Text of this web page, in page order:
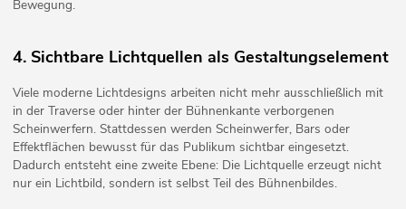
Bewegung.
4. Sichtbare Lichtquellen als Gestaltungselement
Viele moderne Lichtdesigns arbeiten nicht mehr ausschließlich mit
in der Traverse oder hinter der Bühnenkante verborgenen
Scheinwerfern. Stattdessen werden Scheinwerfer, Bars oder
Effektflächen bewusst für das Publikum sichtbar eingesetzt.
Dadurch entsteht eine zweite Ebene: Die Lichtquelle erzeugt nicht
nur ein Lichtbild, sondern ist selbst Teil des Bühnenbildes.